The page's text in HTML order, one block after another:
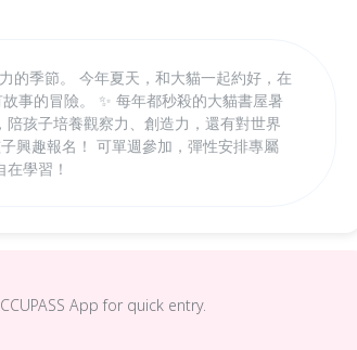
的季節。 今年夏天，和大貓一起約好，在
事的冒險。 ✨ 每年都秒殺的大貓書屋暑
孩子培養觀察力、創造力，還有對世界
興趣報名！ 可單週參加，彈性安排專屬
學習！
App for quick entry.